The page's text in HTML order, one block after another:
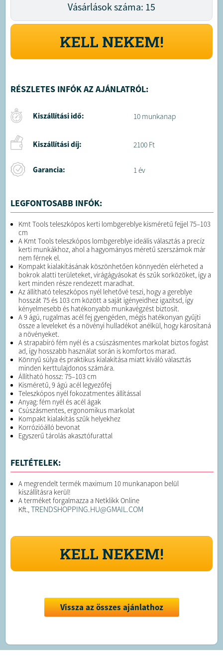
Vásárlások száma: 15
KELL NEKEM!
RÉSZLETES INFÓK AZ AJÁNLATRÓL:
Kiszállítási idő: 10 munkanap
Kiszállítási díj: 2100 Ft
Garancia: 1 év
LEGFONTOSABB INFÓK:
Kmt Tools teleszkópos kerti lombgereblye kisméretű fejjel 75–103
cm
A Kmt Tools teleszkópos lombgereblye ideális választás a precíz
kerti munkákhoz, ahol a hagyományos méretű szerszámok már
nem férnek el.
Kompakt kialakításának köszönhetően könnyedén elérheted a
bokrok alatti területeket, virágágyásokat és szűk sorközöket, így a
kert minden része rendezett maradhat.
Az állítható teleszkópos nyél lehetővé teszi, hogy a gereblye
hosszát 75 és 103 cm között a saját igényeidhez igazítsd, így
kényelmesebb és hatékonyabb munkavégzést biztosít.
A 9 ágú, rugalmas acél fej gyengéden, mégis hatékonyan gyűjti
össze a leveleket és a növényi hulladékot anélkül, hogy károsítaná
a növényeket.
A strapabíró fém nyél és a csúszásmentes markolat biztos fogást
ad, így hosszabb használat során is komfortos marad.
Könnyű súlya és praktikus kialakítása miatt kiváló választás
minden kerttulajdonos számára.
Állítható hossz: 75–103 cm
Kisméretű, 9 ágú acél legyezőfej
Teleszkópos nyél fokozatmentes állítással
Anyag: fém nyél és acél ágak
Csúszásmentes, ergonomikus markolat
Kompakt kialakítás szűk helyekhez
Korrózióálló bevonat
Egyszerű tárolás akasztófurattal
FELTÉTELEK:
A megrendelt termék maximum 10 munkanapon belül
kiszállításra kerül!
A terméket forgalmazza a Netklikk Online
Kft.,TRENDSHOPPING.HU@GMAIL.COM
KELL NEKEM!
Vissza az összes ajánlathoz